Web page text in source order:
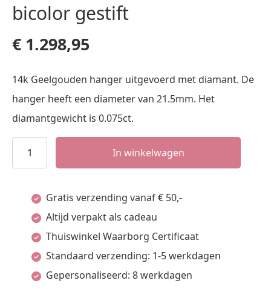
bicolor gestift
€ 1.298,95
14k Geelgouden hanger uitgevoerd met diamant. De
hanger heeft een diameter van 21.5mm. Het
diamantgewicht is 0.075ct.
hanger
diamant
bicolor
gestift
aantal
In winkelwagen
Gratis verzending vanaf € 50,-
Altijd verpakt als cadeau
Thuiswinkel Waarborg Certificaat
Standaard verzending: 1-5 werkdagen
Gepersonaliseerd: 8 werkdagen